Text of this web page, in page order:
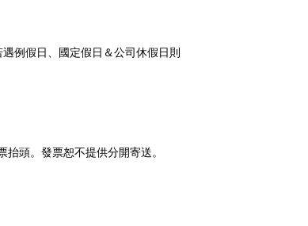
例假日、國定假日＆公司休假日則
頭。發票恕不提供分開寄送。